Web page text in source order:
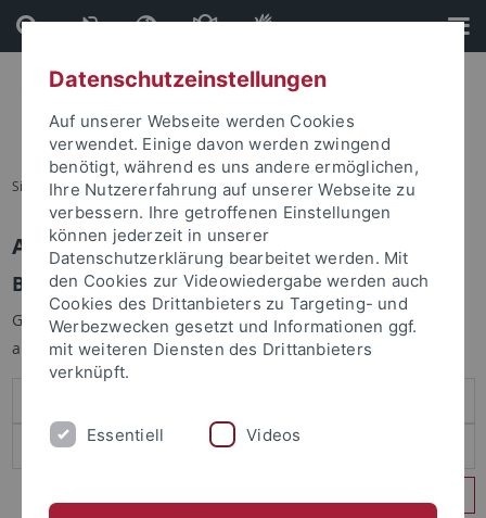
Direkt
zum
Inhalt
Direkt
zur
Fußleiste
Sie sind hier: Startseite
Anmelden
Benutzeranmeldung
Geben Sie Ihren Benutzernamen und Ihr Passwort an um sich
anzumelden:
Datenschutzeinstellungen
Auf unserer Webseite werden Cookies
verwendet. Einige davon werden zwingend
benötigt, während es uns andere ermöglichen,
Ihre Nutzererfahrung auf unserer Webseite zu
verbessern. Ihre getroffenen Einstellungen
können jederzeit in unserer
Datenschutzerklärung bearbeitet werden. Mit
den Cookies zur Videowiedergabe werden auch
Cookies des Drittanbieters zu Targeting- und
Werbezwecken gesetzt und Informationen ggf.
mit weiteren Diensten des Drittanbieters
verknüpft.
Essentiell Videos